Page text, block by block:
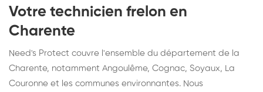
Votre technicien frelon en
Charente
Need's Protect couvre l'ensemble du département de la
Charente, notamment Angoulême, Cognac, Soyaux, La
Couronne et les communes environnantes. Nous